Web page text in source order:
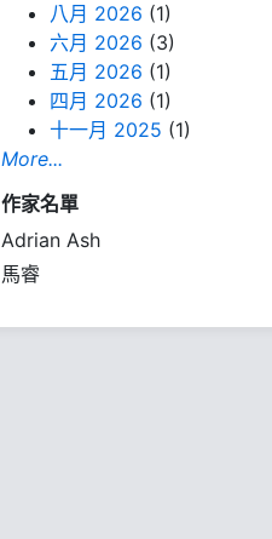
八月 2026 (1)
六月 2026 (3)
五月 2026 (1)
四月 2026 (1)
十一月 2025 (1)
More...
作家名單
Adrian Ash
馬睿